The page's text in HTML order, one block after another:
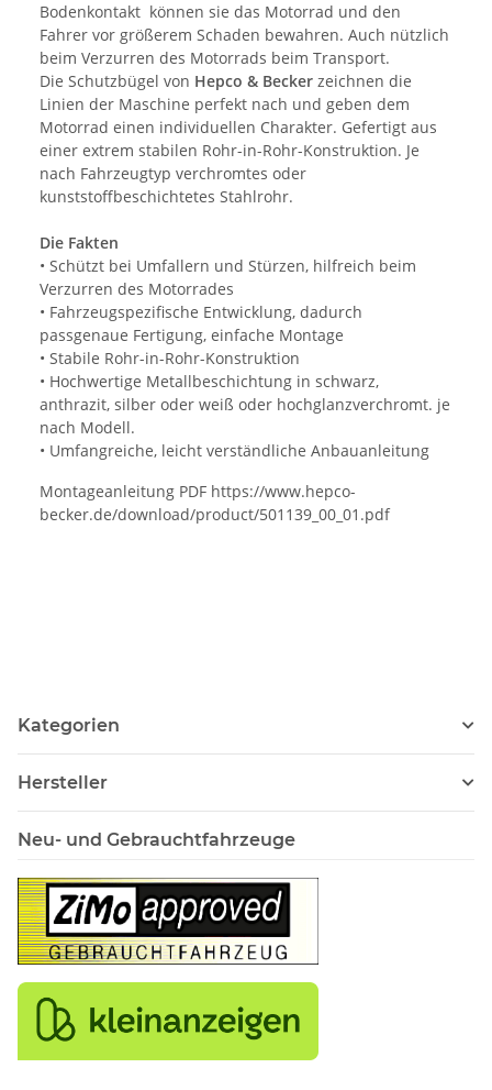
Bodenkontakt können sie das Motorrad und den
Fahrer vor größerem Schaden bewahren. Auch nützlich
beim Verzurren des Motorrads beim Transport.
Die Schutzbügel von Hepco & Becker zeichnen die
Linien der Maschine perfekt nach und geben dem
Motorrad einen individuellen Charakter. Gefertigt aus
einer extrem stabilen Rohr-in-Rohr-Konstruktion. Je
nach Fahrzeugtyp verchromtes oder
kunststoffbeschichtetes Stahlrohr.
Die Fakten
• Schützt bei Umfallern und Stürzen, hilfreich beim
Verzurren des Motorrades
• Fahrzeugspezifische Entwicklung, dadurch
passgenaue Fertigung, einfache Montage
• Stabile Rohr-in-Rohr-Konstruktion
• Hochwertige Metallbeschichtung in schwarz,
anthrazit, silber oder weiß oder hochglanzverchromt. je
nach Modell.
• Umfangreiche, leicht verständliche Anbauanleitung
Montageanleitung PDF https://www.hepco-
becker.de/download/product/501139_00_01.pdf
Kategorien
Hersteller
Neu- und Gebrauchtfahrzeuge